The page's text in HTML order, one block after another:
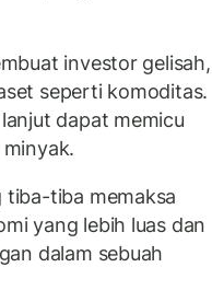
investor gelisah,
seperti komoditas.
dapat memicu
tiba-tiba memaksa
yang lebih luas dan
dalam sebuah